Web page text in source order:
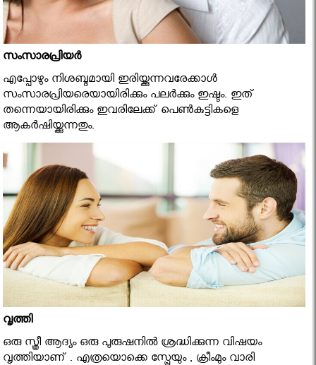
സംസാരപ്രിയര്‍
എപ്പോഴും നിശബ്ദമായി ഇരിയ്ക്കുന്നവരേക്കാള്‍
സംസാരപ്രിയരെയായിരിക്കും പലര്‍ക്കും ഇഷ്ടം. ഇത്
തന്നെയായിരിക്കും ഇവരിലേക്ക് പെണ്‍കുട്ടികളെ
ആകര്‍ഷിയ്ക്കുന്നതും.
വൃത്തി
ഒരു സ്ത്രീ ആദ്യം ഒരു പുരുഷനില്‍ ശ്രദ്ധിക്കുന്ന വിഷയം
വൃത്തിയാണ് . എത്രയൊക്കെ സ്പ്രേയും , ക്രീംമും വാരി